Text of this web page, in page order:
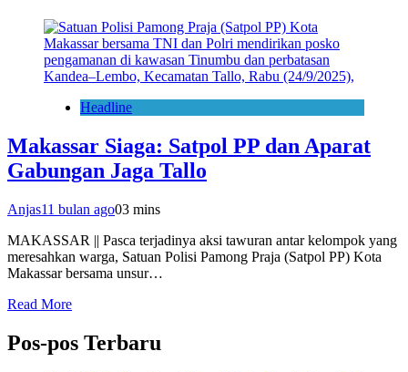
Headline
Makassar Siaga: Satpol PP dan Aparat
Gabungan Jaga Tallo
Anjas11 bulan ago03 mins
MAKASSAR || Pasca terjadinya aksi tawuran antar kelompok yang
meresahkan warga, Satuan Polisi Pamong Praja (Satpol PP) Kota
Makassar bersama unsur…
Read More
Pos-pos Terbaru